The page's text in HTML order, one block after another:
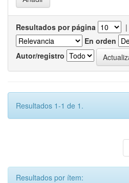
Resultados por página |
En orden
Autor/registro
Resultados 1-1 de 1.
Resultados por ítem: